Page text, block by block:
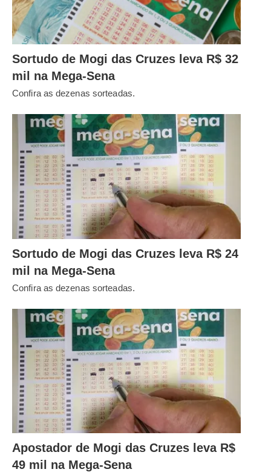
Sortudo de Mogi das Cruzes leva R$ 32
mil na Mega-Sena
Confira as dezenas sorteadas.
Sortudo de Mogi das Cruzes leva R$ 24
mil na Mega-Sena
Confira as dezenas sorteadas.
Apostador de Mogi das Cruzes leva R$
49 mil na Mega-Sena